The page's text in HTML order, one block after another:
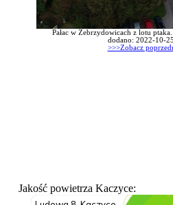
Pałac w Zebrzydowicach z lotu
dodano: 2022-10-
>>>Zobacz
Jakość powietrza Kaczyce: